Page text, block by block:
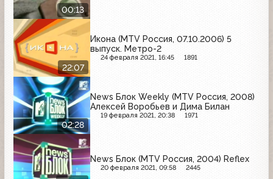
00:13
22:07
Икона (MTV Россия, 07.10.2006) 5
выпуск. Метро-2
24 февраля 2021, 16:45 1891
02:28
News Блок Weekly (MTV Россия, 2008)
Алексей Воробьев и Дима Билан
19 февраля 2021, 20:38 1971
News Блок (MTV Россия, 2004) Reflex
20 февраля 2021, 09:58 2445